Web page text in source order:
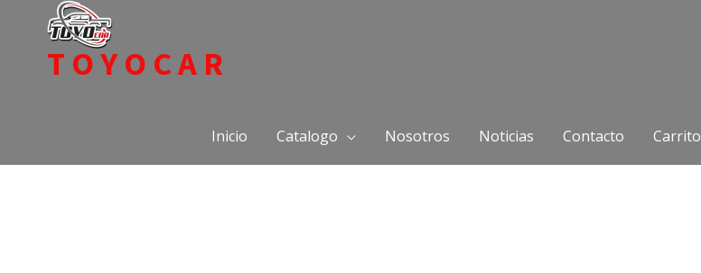
contenidoTOYOCAR
Inicio Catalogo Nosotros Noticias Contacto Carrito